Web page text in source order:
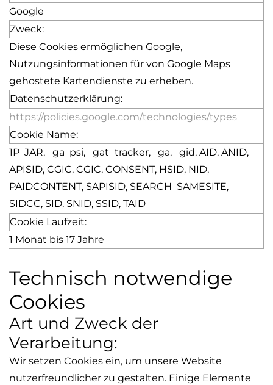
Google
Zweck:
Diese Cookies ermöglichen Google,
Nutzungsinformationen für von Google Maps
gehostete Kartendienste zu erheben.
Datenschutzerklärung:
https://policies.google.com/technologies/types
Cookie Name:
1P_JAR, _ ga_psi, _ gat_tracker, _ga, _gid, AID, ANID,
APISID, CGIC, CGIC, CONSENT, HSID, NID,
PAIDCONTENT, SAPISID, SEARCH_SAMESITE,
SIDCC, SID, SNID, SSID, TAID
Cookie Laufzeit:
1 Monat bis 17 Jahre
Technisch notwendige
Cookies
Art und Zweck der
Verarbeitung:
Wir setzen Cookies ein, um unsere Website
nutzerfreundlicher zu gestalten. Einige Elemente